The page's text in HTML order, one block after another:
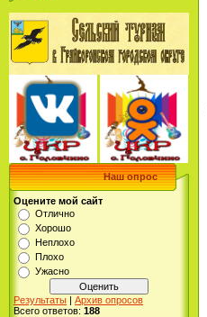
Наш опрос
Оцените мой сайт
Отлично
Хорошо
Неплохо
Плохо
Ужасно
Результаты | Архив опросов
Всего ответов: 188